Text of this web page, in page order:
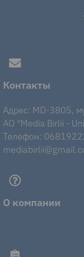
Контакты
Адрес: MD-3805,
AO "Media Birlii -
Телефон:
О компании